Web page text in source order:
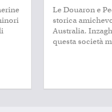
Le Douaron e
storica
Australia.
questa società